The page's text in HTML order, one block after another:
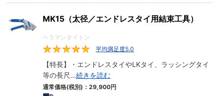
MK15（太径／エンドレスタイ用結束工具）
ヘラマンタイトン
平均満足度5.0
【特長】・エンドレスタイやLKタイ、ラッシングタイ
等の長尺...続きを読む
通常価格(税別)： 29,900円